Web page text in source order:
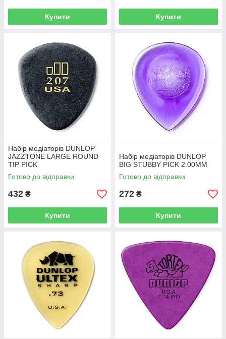
Купити Купити
Набір медіаторів DUNLOP
JAZZTONE LARGE ROUND
TIP PICK
Готово до відправки
432 ₴
Купити
Набір медіаторів DUNLOP
BIG STUBBY PICK 2.00MM
Готово до відправки
272 ₴
Купити